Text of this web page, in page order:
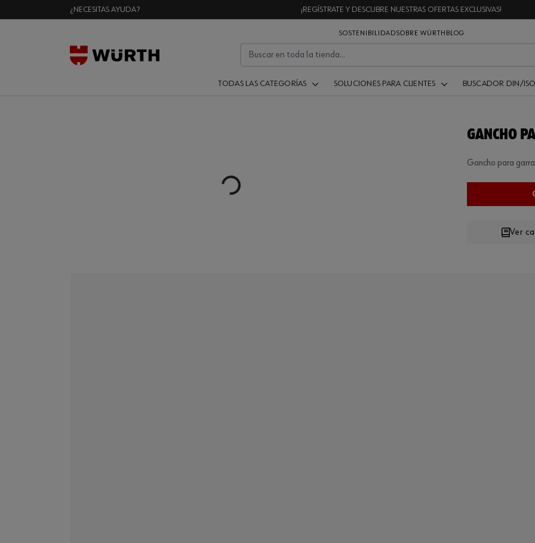
¿NECESITAS AYUDA? ¡REGÍSTRATE Y DESCUBRE NUESTRAS OFERTAS EXCLUSIVAS!
SOSTENIBILIDADSOBRE WÜRTH BLOG
TODAS LAS CATEGORÍAS SOLUCIONES PARA CLIENTES BUSCADOR DIN/ISO
Loading...
GANCHO
Gancho para garra
Ver